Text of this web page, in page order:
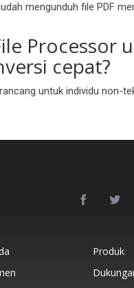
mengunduh file PDF
cepat?
untuk individu non-
Produk